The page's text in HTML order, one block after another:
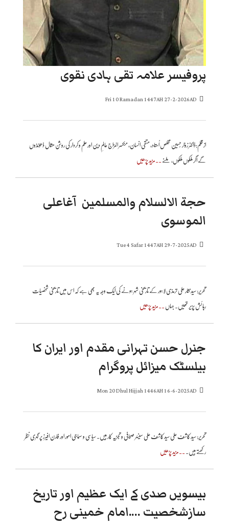
پروفیسر علامہ تقی ہادی نقوی
Fri 10 Ramadan 1447AH 27-2-2026AD
از قلم:ڈاکٹر زوّار حُسین مخلص اُستاد، متقی انسان، منکسر المزاج عالمِ دین اور علم و کردار کی روشن مثال ڈھونڈوں
گے اگر ملکوں ملکوں، ملنے ..مزید پڑھیں
حجة الالسلام والمسلمین آغاعلی
الموسوی
Tue 4 Safar 1447AH 29-7-2025AD
تحریر: سید نثار علی ترمذی لاہور کے تاریخی شہر ہونے کی ایک وجہ یہ بھی ہے کہ اس میں تاریخی شخصیات
رہائش پزیر تھیں. جہاں ..مزید پڑھیں
جنرل حسن تہرانی مقدم اور ایران کا
بیلسٹک میزائل پروگرام
Mon 20 Dhul Hijjah 1446AH 16-6-2025AD
تحریر: سید کاشف علی سید کاشف علی سینئر صحافی و تجزیہ کار ہیں۔ سیاسی و سماجی امور اور فارن افیرز پر گہری نظر
رکھتے ہیں۔ ..مزید پڑھیں
بیسویں صدی کے ایک عظیم اور تاریخ
سازشخصیت ….امام خمینی رح